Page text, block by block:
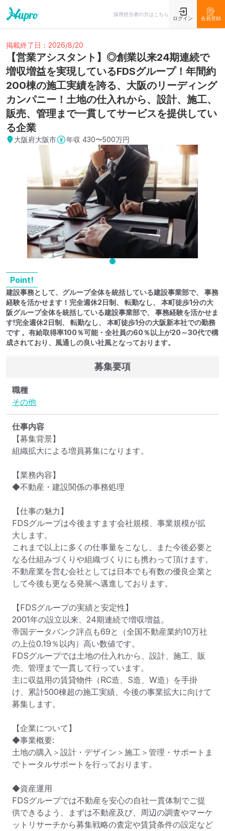
採用担当者の方はこちら
ログイン 会員登録
掲載終了日：2026/8/20
【営業アシスタント】◎創業以来24期連続で
増収増益を実現しているFDSグループ！年間約
200棟の施工実績を誇る、大阪のリーディング
カンパニー！土地の仕入れから、設計、施工、
販売、管理まで一貫してサービスを提供してい
る企業
大阪府大阪市 年収 430〜500万円
Point!
建設事務として、グループ全体を統括している建設事業部で、 事務
経験を活かせます！完全週休2日制、 転勤なし、 本町徒歩1分の大
阪グループ全体を統括している建設事業部で、 事務経験を活かせま
す!完全週休2日制、 転勤なし、 本町徒歩1分の大阪新本社での勤務
です 。有給取得率100％可能・全社員の60％以上が20～30代で構
成されており、風通しの良い社風となっております。
募集要項
職種
その他
仕事内容
【募集背景】
組織拡大による増員募集になります。
【業務内容】
◆不動産・建設関係の事務処理
【仕事の魅力】
FDSグループは今後ますます会社規模、事業規模が拡
大します。
これまで以上に多くの仕事量をこなし、また今後必要と
なる仕組みづくりや組織づくりにも携わって頂けます。
不動産業を営む会社としては日本でも有数の優良企業と
して今後も更なる発展へ邁進しております。
【FDSグループの実績と安定性】
2001年の設立以来、24期連続で増収増益。
帝国データバンク評点も69と（全国不動産業約10万社
の上位0.19％以内）高い数値です。
FDSグループでは土地の仕入れから、設計、施工、販
売、管理まで一貫して行っています。
主に収益用の賃貸物件（RC造、S造、W造）を手掛
け、累計500棟超の施工実績、今後の事業拡大に向けて
募集します。
【企業について】
◆事業概要:
土地の購入＞設計・デザイン＞施工＞管理・サポートま
でトータルサポートを行っております。
◆資産運用
FDSグループでは不動産を安心の自社一貫体制でご提
供できるよう、まずは不動産及び、周辺の調査やマーケ
ットリサーチから募集戦略の査定や賃貸条件の設定など